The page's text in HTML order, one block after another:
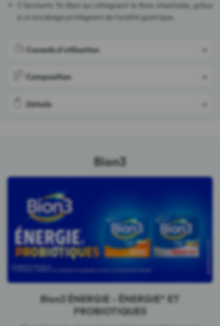
3 ferments Tri-Bion qui atteignent la flore intestinale, grâce
à un enrobage protégeant de l'acidité gastrique.
Conseils d'utilisation
Composition
Détails
Bion3
Bion3 ÉNERGIE - ÉNERGIE* ET
PROBIOTIQUES